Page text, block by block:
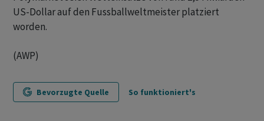
US-Dollar auf den Fussballweltmeister platziert
worden.
(AWP)
Bevorzugte Quelle So funktioniert's